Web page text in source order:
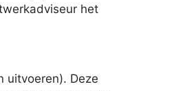
het
uitvoeren). Deze